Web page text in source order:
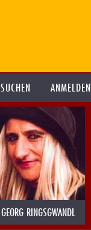
SUCHEN ANMELDEN
GEORG RINGSGWANDL